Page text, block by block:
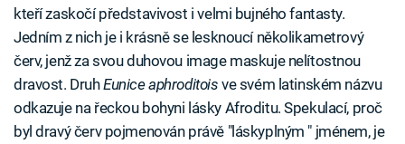
kteří zaskočí představivost i velmi bujného fantasty.
Jedním z nich je i krásně se lesknoucí několikametrový
červ, jenž za svou duhovou image maskuje nelítostnou
dravost. DruhEunice aphroditoisve svém latinském názvu
odkazuje na řeckou bohyni lásky Afroditu. Spekulací, proč
byl dravý červ pojmenován právě "láskyplným " jménem, je